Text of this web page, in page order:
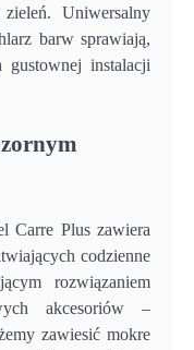
Uniwersalny
barw sprawiają,
gustownej instalacji
Carre Plus zawiera
codzienne
rozwiązaniem
akcesoriów –
zawiesić mokre